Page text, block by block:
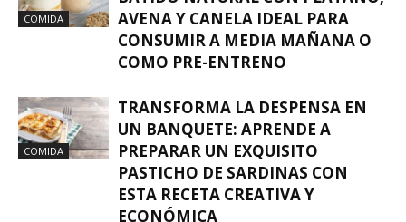
COMIDA
AVENA Y CANELA IDEAL PARA
CONSUMIR A MEDIA MAÑANA O
COMO PRE-ENTRENO
COMIDA
TRANSFORMA LA DESPENSA EN
UN BANQUETE: APRENDE A
PREPARAR UN EXQUISITO
PASTICHO DE SARDINAS CON
ESTA RECETA CREATIVA Y
ECONÓMICA